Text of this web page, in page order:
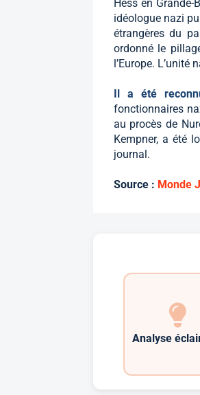
Hess en
idéologue nazi
étrangères du
ordonné le
l’Europe. L’unité
Il a été
fonctionnaires
au procès de
Kempner, a été
journal.
Source : Monde
Analyse